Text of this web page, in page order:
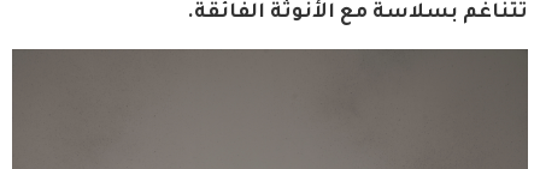
تتناغم بسلاسة مع الأنوثة الفائقة.